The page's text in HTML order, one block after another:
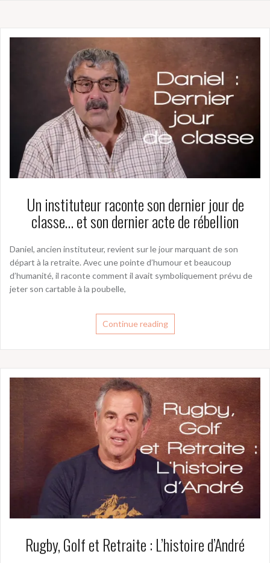
Un instituteur raconte son dernier jour de
classe… et son dernier acte de rébellion
Daniel, ancien instituteur, revient sur le jour marquant de son
départ à la retraite. Avec une pointe d’humour et beaucoup
d’humanité, il raconte comment il avait symboliquement prévu de
jeter son cartable à la poubelle,
Continue reading
Rugby, Golf et Retraite : L’histoire d’André